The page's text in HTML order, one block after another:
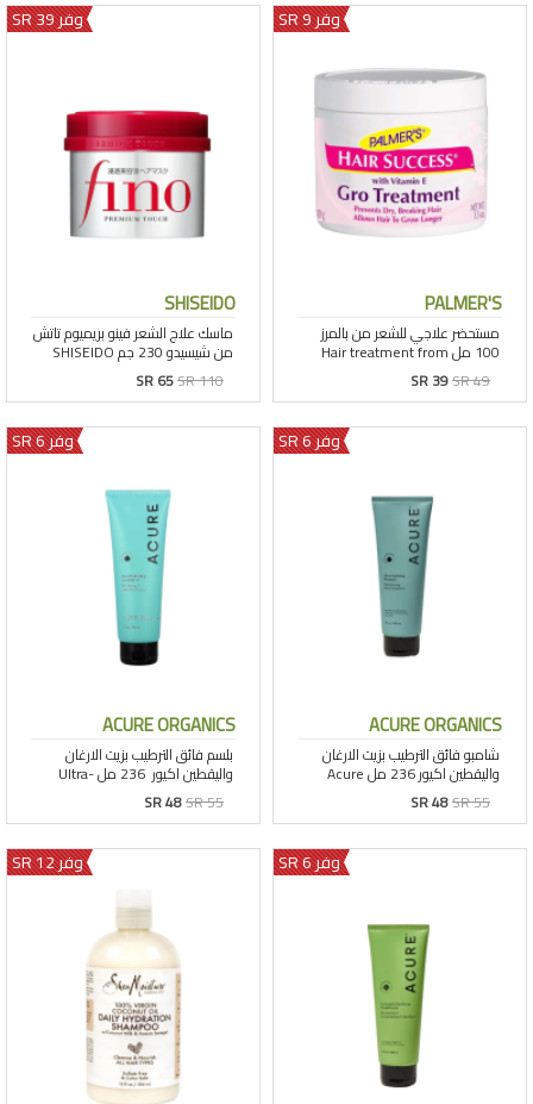
وفر 9 SR
PALMER'S
SR 39SR 49
وفر 39 SR
SHISEIDO
SR 65SR 110
وفر 6 SR
ACURE ORGANICS
SR 48SR 55
وفر 6 SR
ACURE ORGANICS
SR 48SR 55
وفر 6 SR وفر 12 SR